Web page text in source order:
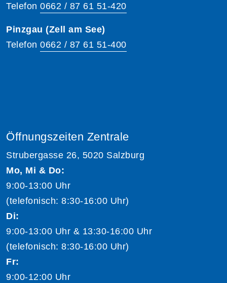
Telefon 0662 / 87 61 51-420
Pinzgau (Zell am See)
Telefon 0662 / 87 61 51-400
Öffnungszeiten Zentrale
Strubergasse 26, 5020 Salzburg
Mo, Mi & Do:
9:00-13:00 Uhr
(telefonisch: 8:30-16:00 Uhr)
Di:
9:00-13:00 Uhr & 13:30-16:00 Uhr
(telefonisch: 8:30-16:00 Uhr)
Fr:
9:00-12:00 Uhr